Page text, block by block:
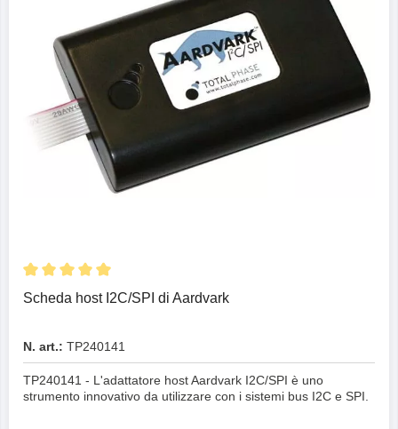
Scheda host I2C/SPI di Aardvark
N. art.: TP240141
TP240141 - L'adattatore host Aardvark I2C/SPI è uno
strumento innovativo da utilizzare con i sistemi bus I2C e SPI.